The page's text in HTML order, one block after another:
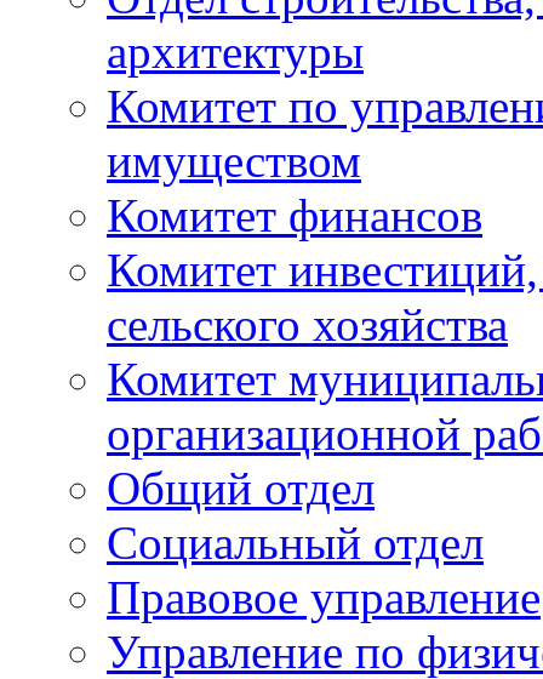
архитектуры
Комитет по
имуществом
Комитет финансов
Комитет
сельского хозяйства
Комитет
организационной
Общий отдел
Социальный отдел
Правовое управление
Управление по